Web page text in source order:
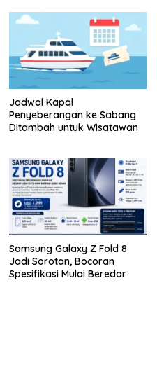
Jadwal Kapal
Penyeberangan ke Sabang
Ditambah untuk Wisatawan
Samsung Galaxy Z Fold 8
Jadi Sorotan, Bocoran
Spesifikasi Mulai Beredar